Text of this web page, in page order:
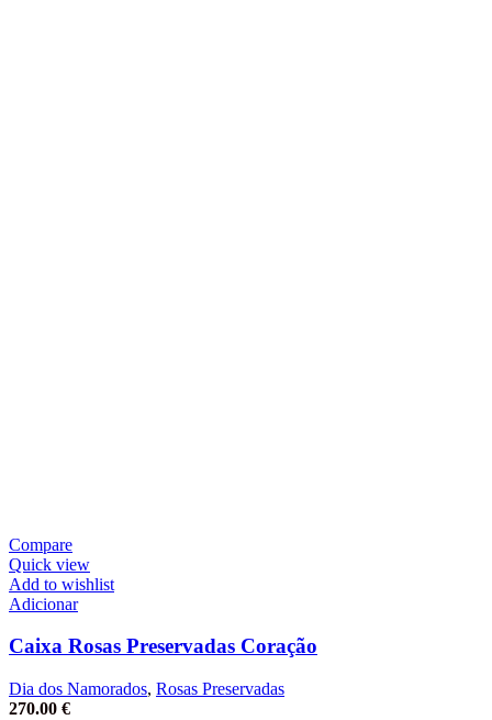
Compare
Quick view
Add to wishlist
Adicionar
Caixa Rosas Preservadas Coração
Dia dos Namorados, Rosas Preservadas
270.00 €